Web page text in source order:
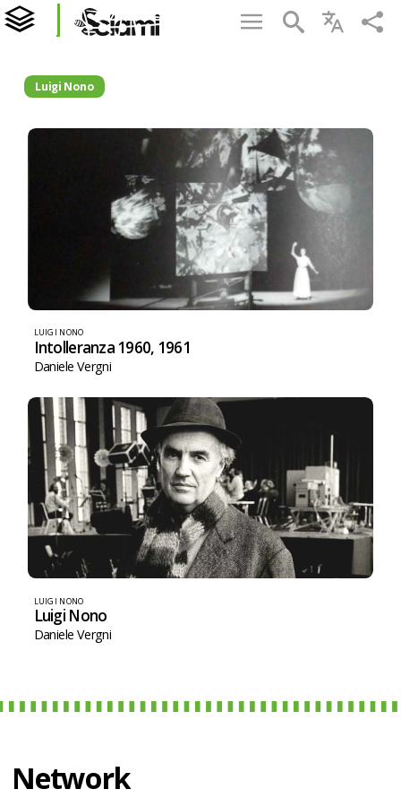
Luigi Nono
LUIGI NONO
Intolleranza 1960, 1961
Daniele Vergni
LUIGI NONO
Luigi Nono
Daniele Vergni
Network